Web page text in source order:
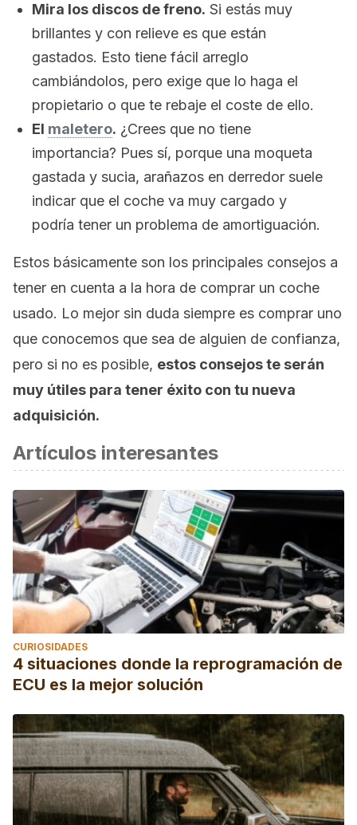
Mira los discos de freno. Si estás muy
brillantes y con relieve es que están
gastados. Esto tiene fácil arreglo
cambiándolos, pero exige que lo haga el
propietario o que te rebaje el coste de ello.
El maletero. ¿Crees que no tiene
importancia? Pues sí, porque una moqueta
gastada y sucia, arañazos en derredor suele
indicar que el coche va muy cargado y
podría tener un problema de amortiguación.
Estos básicamente son los principales consejos a
tener en cuenta a la hora de comprar un coche
usado. Lo mejor sin duda siempre es comprar uno
que conocemos que sea de alguien de confianza,
pero si no es posible, estos consejos te serán
muy útiles para tener éxito con tu nueva
adquisición.
Artículos interesantes
CURIOSIDADES
4 situaciones donde la reprogramación de
ECU es la mejor solución